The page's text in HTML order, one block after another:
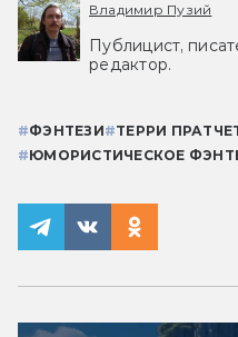
Владимир Пузий
Публицист,
редактор.
#ФЭНТЕЗИ#ТЕРРИ
#ЮМОРИСТИЧЕСКОЕ